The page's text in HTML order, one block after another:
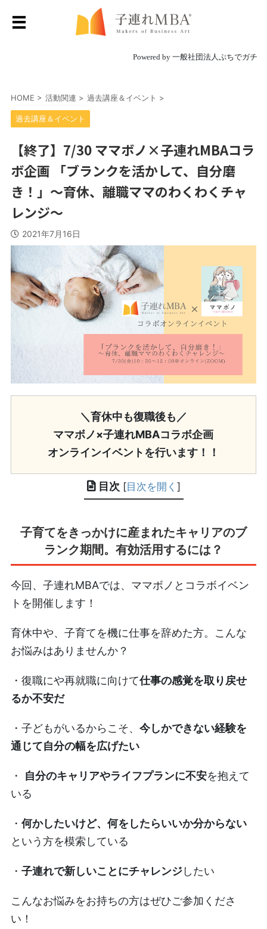
Powered by 一般社団法人ぷちでガチ
HOME > 活動関連 > 過去講座＆イベント >
過去講座＆イベント
【終了】7/30 ママボノ×子連れMBAコラ
ボ企画 「ブランクを活かして、自分磨
き！」〜育休、離職ママのわくわくチャ
レンジ〜
2021年7月16日
＼育休中も復職後も／
ママボノ×子連れMBAコラボ企画
オンラインイベントを行います！！
目次 [目次を開く ]
子育てをきっかけに産まれたキャリアのブ
ランク期間。有効活用するには？
今回、子連れMBAでは、ママボノ とコラボイベン
トを開催します！
育休中や、子育てを機に仕事を辞めた方。こんな
お悩みはありませんか？
・復職にや再就職に向けて仕事の感覚を取り戻せ
るか不安だ
・子どもがいるからこそ、 今しかできない経験を
通じて自分の幅を広げたい
・ 自分のキャリアやライフプランに不安を抱えて
いる
・ 何かしたいけど、何をしたらいいか分からない
という方を模索している
・ 子連れで新しいことにチャレンジしたい
こんなお悩みをお持ちの方はぜひご参加くださ
い！